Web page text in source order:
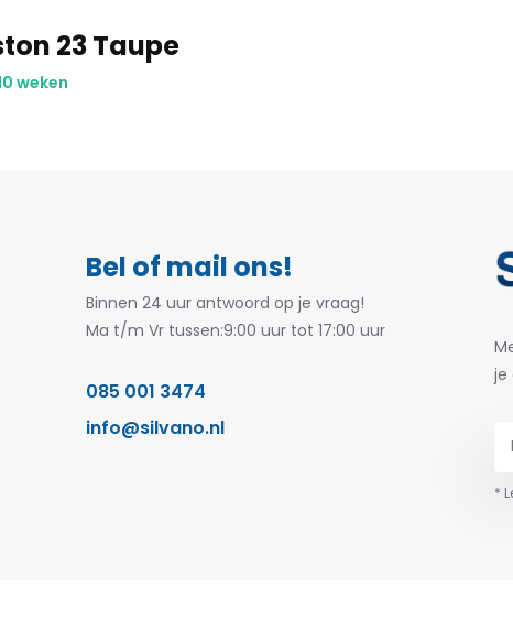
23 Taupe
weken
Bel of mail ons!
Binnen 24 uur antwoord op je vraag!
Ma t/m Vr tussen:9:00 uur tot 17:00 uur
085 001 3474
info@silvano.nl
je
*